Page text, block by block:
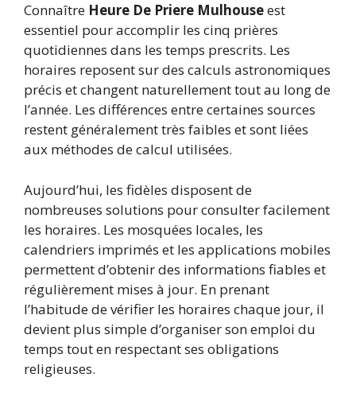
Connaître Heure De Priere Mulhouseest
essentiel pour accomplir les cinq prières
quotidiennes dans les temps prescrits. Les
horaires reposent sur des calculs astronomiques
précis et changent naturellement tout au long de
l’année. Les différences entre certaines sources
restent généralement très faibles et sont liées
aux méthodes de calcul utilisées.
Aujourd’hui, les fidèles disposent de
nombreuses solutions pour consulter facilement
les horaires. Les mosquées locales, les
calendriers imprimés et les applications mobiles
permettent d’obtenir des informations fiables et
régulièrement mises à jour. En prenant
l’habitude de vérifier les horaires chaque jour, il
devient plus simple d’organiser son emploi du
temps tout en respectant ses obligations
religieuses.